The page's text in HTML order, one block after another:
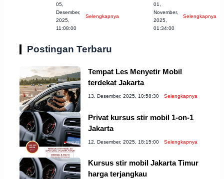
05,
Desember,
2025,
11:08:00
Selengkapnya
Kota Langsa
untuk Anda
01,
November,
2025,
01:34:00
Selengkapnya
Postingan Terbaru
Tempat Les Menyetir Mobil
terdekat Jakarta
13, Desember, 2025, 10:58:30 Selengkapnya
Privat kursus stir mobil 1-on-1
Jakarta
12, Desember, 2025, 18:15:00 Selengkapnya
Kursus stir mobil Jakarta Timur
harga terjangkau